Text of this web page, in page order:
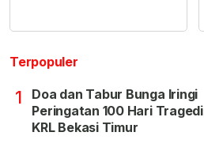
Terpopuler
1
Doa dan Tabur Bunga Iringi
Peringatan 100 Hari Tragedi
KRL Bekasi Timur